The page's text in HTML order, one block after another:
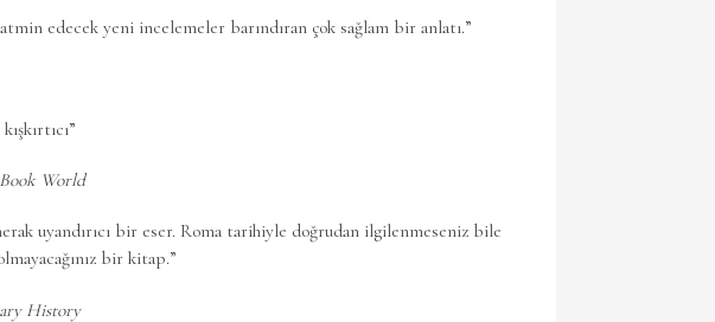
edecek yeni incelemeler barındıran çok sağlam bir anlatı.”
World
uyandırıcı bir eser. Roma tarihiyle doğrudan ilgilenmeseniz bile
bir kitap.”
History